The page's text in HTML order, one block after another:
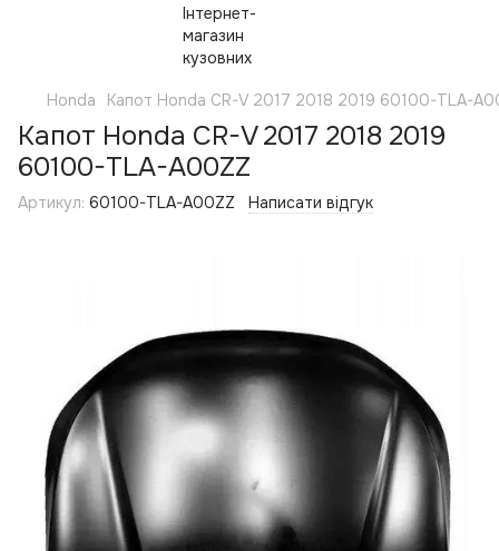
Honda Капот Honda CR-V 2017 2018 2019 60100-TLA-
Капот Honda CR-V 2017 2018 2019
60100-TLA-A00ZZ
Артикул: 60100-TLA-A00ZZ Написати відгук